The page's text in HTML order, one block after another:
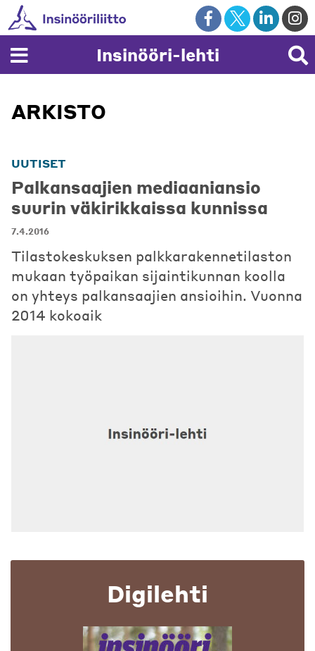
Skip
to
content
Insinööri-lehti
ARKISTO
UUTISET
Palkansaajien mediaaniansio
suurin väkirikkaissa kunnissa
7.4.2016
Tilastokeskuksen palkkarakennetilaston
mukaan työpaikan sijaintikunnan koolla
on yhteys palkansaajien ansioihin. Vuonna
2014 kokoaik
Digilehti